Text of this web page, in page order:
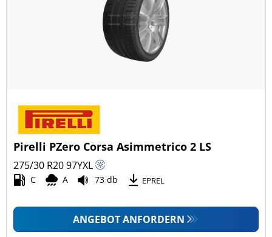
Pirelli PZero Corsa Asimmetrico 2 LS
275/30 R2097YXL
C A 73 db EPREL
ANGEBOT ANFORDERN